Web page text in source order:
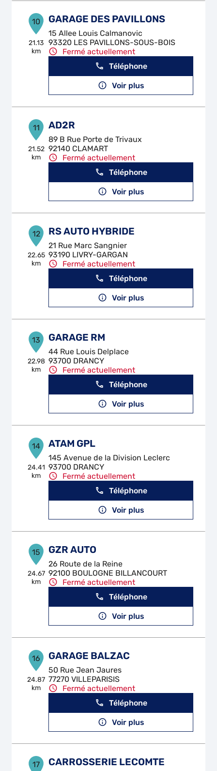
10
21.13
km
GARAGE DES PAVILLONS
15 Allee Louis Calmanovic
93320 LES PAVILLONS-SOUS-BOIS
Fermé actuellement
Téléphone
Voir plus
11
21.52
km
AD2R
89 B Rue Porte de Trivaux
92140 CLAMART
Fermé actuellement
Téléphone
Voir plus
12
22.65
km
RS AUTO HYBRIDE
21 Rue Marc Sangnier
93190 LIVRY-GARGAN
Fermé actuellement
Téléphone
Voir plus
13
22.98
km
GARAGE RM
44 Rue Louis Delplace
93700 DRANCY
Fermé actuellement
Téléphone
Voir plus
14
24.41
km
ATAM GPL
145 Avenue de la Division Leclerc
93700 DRANCY
Fermé actuellement
Téléphone
Voir plus
15
24.67
km
GZR AUTO
26 Route de la Reine
92100 BOULOGNE BILLANCOURT
Fermé actuellement
Téléphone
Voir plus
16
24.87
km
GARAGE BALZAC
50 Rue Jean Jaures
77270 VILLEPARISIS
Fermé actuellement
Téléphone
Voir plus
17 CARROSSERIE LECOMTE